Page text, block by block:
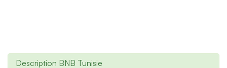
Description BNB Tunisie